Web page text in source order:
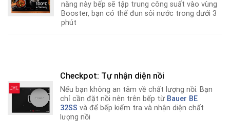
năng này bếp sẽ tập trung công suất vào vùng
Booster, bạn có thể đun sôi nước trong dưới 3
phút
Checkpot: Tự nhận diện nồi
Nếu bạn không an tâm về chất lượng nồi. Bạn
chỉ cần đặt nồi nên trên bếp từ Bauer BE
32SS và để bếp kiểm tra và nhận diện chất
lượng nồi